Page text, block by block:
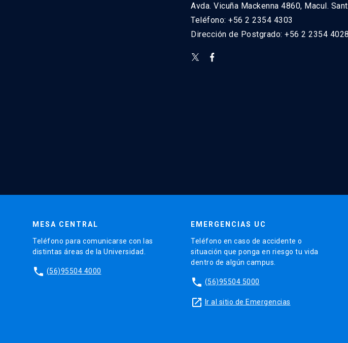
Avda. Vicuña Mackenna 4860, Macul.
Teléfono: +56 2 2354 4303
Dirección de Postgrado: +56 2 2354 4028
MESA CENTRAL
Teléfono para comunicarse con las
distintas áreas de la Universidad.
phone (56)95504 4000
EMERGENCIAS UC
Teléfono en caso de accidente o
situación que ponga en riesgo tu vida
dentro de algún campus.
phone (56)95504 5000
launch Ir al sitio de Emergencias